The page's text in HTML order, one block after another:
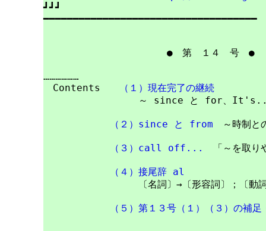
┛┛┛
━━━━━━━━━━━━━━━━━━━━━━━━━━━━━━━━━━━━
● 第　１４　号 ●
………………
Contents
（１）現在完了の継続
～ since と for、
（２）since と from ～時制と
（３）call off... 「～を取り
（４）接尾辞 al
〔名詞〕→〔形容詞〕；〔動詞〕
（５）第１３号（１）（３）の補足